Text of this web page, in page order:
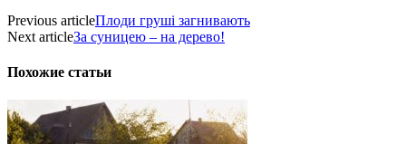
Previous articleПлоди груші загнивають
Next articleЗа суницею – на дерево!
Похожие статьи